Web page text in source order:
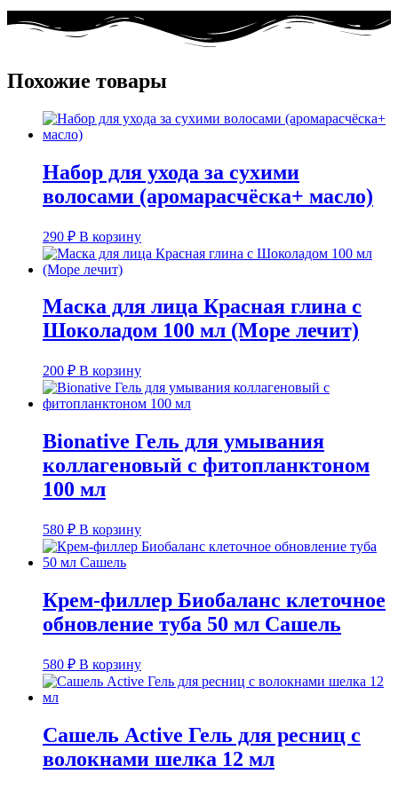
Похожие товары
Набор для ухода за сухими
волосами (аромарасчёска+ масло)
290 ₽ В корзину
Маска для лица Красная глина с
Шоколадом 100 мл (Море лечит)
200 ₽ В корзину
Bionative Гель для умывания
коллагеновый с фитопланктоном
100 мл
580 ₽ В корзину
Крем-филлер Биобаланс клеточное
обновление туба 50 мл Сашель
580 ₽ В корзину
Сашель Active Гель для ресниц с
волокнами шелка 12 мл